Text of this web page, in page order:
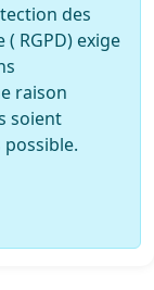
the use of
film to change
white light.
des
RGPD) exige
raison
soient